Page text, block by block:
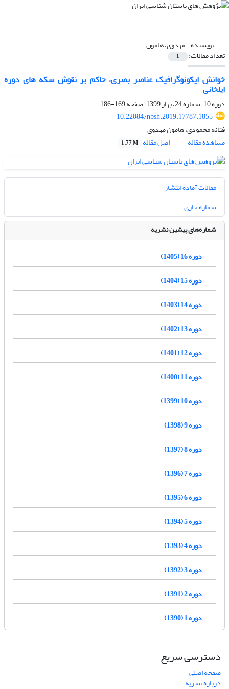
نویسنده =مهدوی، هامون
تعداد مقالات: 1
خوانش ایکونوگرافیک عناصر بصری، حاکم بر نقوش سکه های دوره
ایلخانی
دوره 10، شماره 24، بهار 1399، صفحه
169-186
10.22084/nbsh.2019.17787.1855
فتانه محمودی، هامون مهدوی
مشاهده مقاله
اصل مقاله 1.77 M
مقالات آماده انتشار
شماره جاری
شماره‌های پیشین نشریه
دوره 16 (1405)
دوره 15 (1404)
دوره 14 (1403)
دوره 13 (1402)
دوره 12 (1401)
دوره 11 (1400)
دوره 10 (1399)
دوره 9 (1398)
دوره 8 (1397)
دوره 7 (1396)
دوره 6 (1395)
دوره 5 (1394)
دوره 4 (1393)
دوره 3 (1392)
دوره 2 (1391)
دوره 1 (1390)
دسترسی سریع
صفحه اصلی
درباره نشریه